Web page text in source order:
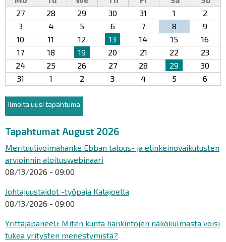
27
28 29 30 31 1
2
3
4 5 6 7 8
9
10
11 12 13 14 15
16
17
18 19 20 21 22
23
24
25 26 27 28 29
30
31
1 2 3 4 5 6
Ilmoita uusi tapahtuma
Tapahtumat August 2026
Merituulivoimahanke Ebban talous- ja elinkeinovaikutusten
arvioinnin aloituswebinaari
08/13/2026 - 09:00
Johtajuustaidot -työpaja Kalajoella
08/13/2026 - 09:00
Yrittäjäpaneeli: Miten kunta hankintojen näkökulmasta voisi
tukea yritysten menestymistä?